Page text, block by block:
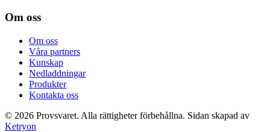
Om oss
Om oss
Våra partners
Kunskap
Nedladdningar
Produkter
Kontakta oss
© 2026 Provsvaret. Alla rättigheter förbehållna. Sidan skapad av
Ketryon